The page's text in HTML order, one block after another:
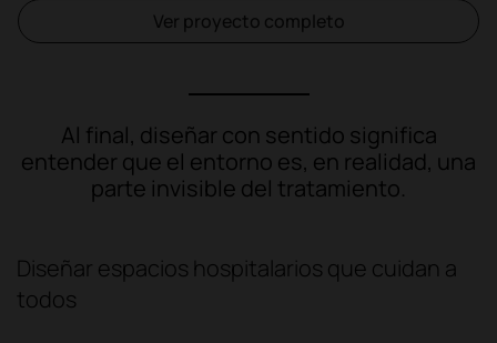
Ver proyecto completo
Al final, diseñar con sentido significa
entender que el entorno es, en realidad, una
parte invisible del tratamiento.
Diseñar espacios hospitalarios que cuidan a
todos